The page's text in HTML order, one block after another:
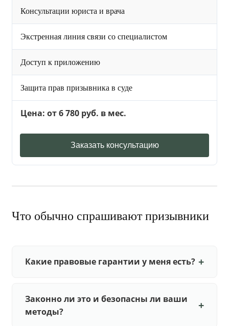
Консультации юриста и врача
Экстренная линия связи со специалистом
Доступ к приложению
Защита прав призывника в суде
Цена: от 6 780 руб. в мес.
Заказать консультацию
Что обычно спрашивают призывники
Какие правовые гарантии у меня есть?
Законно ли это и безопасны ли ваши
методы?